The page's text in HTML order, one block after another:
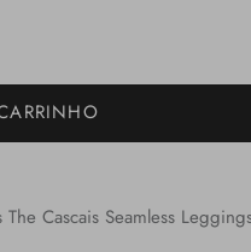
Cascais Seamless